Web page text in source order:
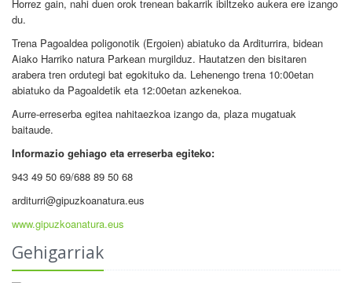
Horrez gain, nahi duen orok trenean bakarrik ibiltzeko aukera ere izango
du.
Trena Pagoaldea poligonotik (Ergoien) abiatuko da Arditurrira, bidean
Aiako Harriko natura Parkean murgilduz. Hautatzen den bisitaren
arabera tren ordutegi bat egokituko da. Lehenengo trena 10:00etan
abiatuko da Pagoaldetik eta 12:00etan azkenekoa.
Aurre-erreserba egitea nahitaezkoa izango da, plaza mugatuak
baitaude.
Informazio gehiago eta erreserba egiteko:
943 49 50 69/688 89 50 68
arditurri@gipuzkoanatura.eus
www.gipuzkoanatura.eus
Gehigarriak